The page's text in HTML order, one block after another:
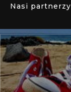
Nasi partnerzy